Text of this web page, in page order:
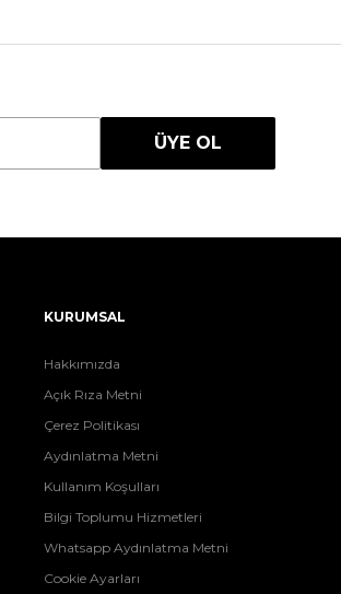
ÜYE OL
KURUMSAL
Hakkımızda
Açık Rıza Metni
Çerez Politikası
Aydınlatma Metni
Kullanım Koşulları
Bilgi Toplumu Hizmetleri
Whatsapp Aydınlatma Metni
Cookie Ayarları